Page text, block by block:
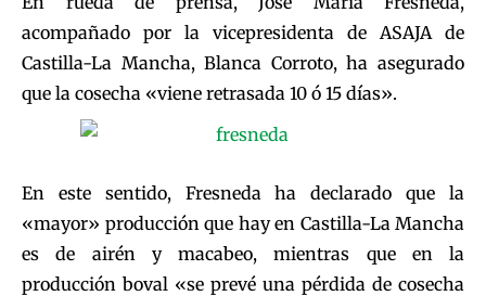
acompañado por la vicepresidenta de ASAJA de
Castilla-La Mancha, Blanca Corroto, ha asegurado
que la cosecha «viene retrasada 10 ó 15 días».
En este sentido, Fresneda ha declarado que la
«mayor» producción que hay en Castilla-La Mancha
es de airén y macabeo, mientras que en la
producción boval «se prevé una pérdida de cosecha